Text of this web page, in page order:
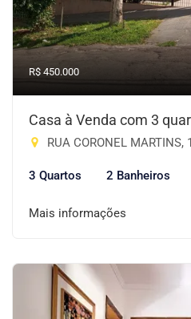
R$ 450.000
Casa à Venda com 3
RUA CORONEL MARTINS,
3 Quartos 2 Banheiros
Mais informações